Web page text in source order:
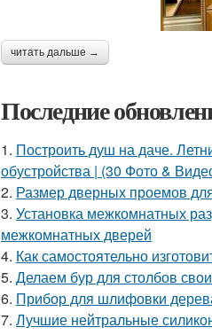
читать дальше →
Последние
1. Построить душ на даче.
обустройства | (30 Фото &
2. Размер дверных проемов
3. Установка межкомнатных
межкомнатных дверей
4. Как самостоятельно
5. Делаем бур для столбов
6. Прибор для шлифовки
7. Лучшие нейтральные